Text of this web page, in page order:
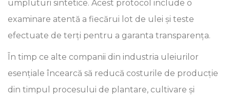
umpluturi sintetice. Acest protocol include o
examinare atentă a fiecărui lot de ulei și teste
efectuate de terți pentru a garanta transparența.
În timp ce alte companii din industria uleiurilor
esențiale încearcă să reducă costurile de producție
din timpul procesului de plantare, cultivare și